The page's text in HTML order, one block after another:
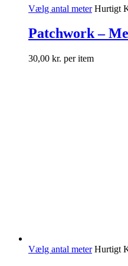
Vælg antal meter Hurtigt
Patchwork –
30,00 kr. per item
Vælg antal meter Hurtigt